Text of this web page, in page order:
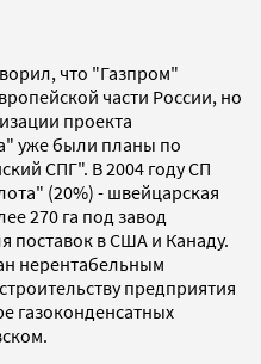
что "Газпром"
части России, но
проекта
уже были планы по
СПГ". В 2004 году СП
(20%) - швейцарская
270 га под завод
поставок в США и Канаду.
нерентабельным
предприятия
газоконденсатных